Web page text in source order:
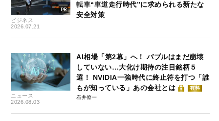
ビジネス
2026.07.21
転車“車道走行時代”に求められる新たな
安全対策
ニュース
2026.08.03
AI相場「第2幕」へ！ バブルはまだ崩壊
していない…大化け期待の注目銘柄５
選！ NVIDIA一強時代に終止符を打つ「誰
もが知っている」あの会社とは
有料
石井僚一